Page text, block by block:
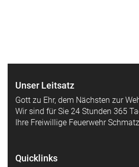
Unser Leitsatz
Gott zu Ehr, dem Nächsten zur
Wir sind für Sie 24 Stunden 365
Ihre Freiwillige Feuerwehr
Quicklinks